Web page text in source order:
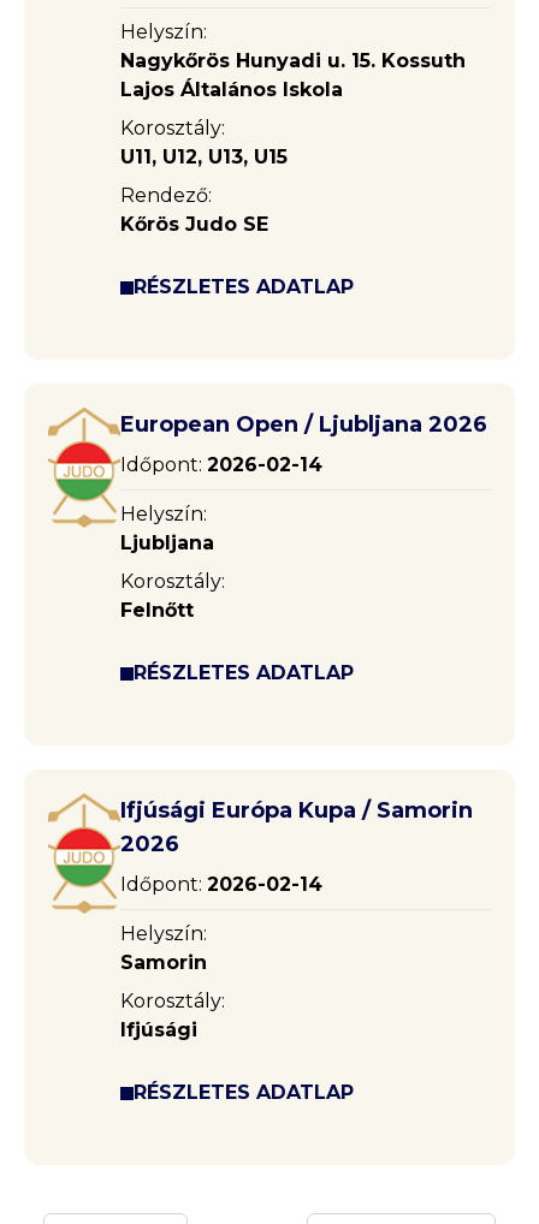
Helyszín:
Nagykőrös Hunyadi u. 15. Kossuth
Lajos Általános Iskola
Korosztály:
U11, U12, U13, U15
Rendező:
Kőrös Judo SE
RÉSZLETES ADATLAP
European Open / Ljubljana 2026
Időpont: 2026-02-14
Helyszín:
Ljubljana
Korosztály:
Felnőtt
RÉSZLETES ADATLAP
Ifjúsági Európa Kupa / Samorin
2026
Időpont: 2026-02-14
Helyszín:
Samorin
Korosztály:
Ifjúsági
RÉSZLETES ADATLAP